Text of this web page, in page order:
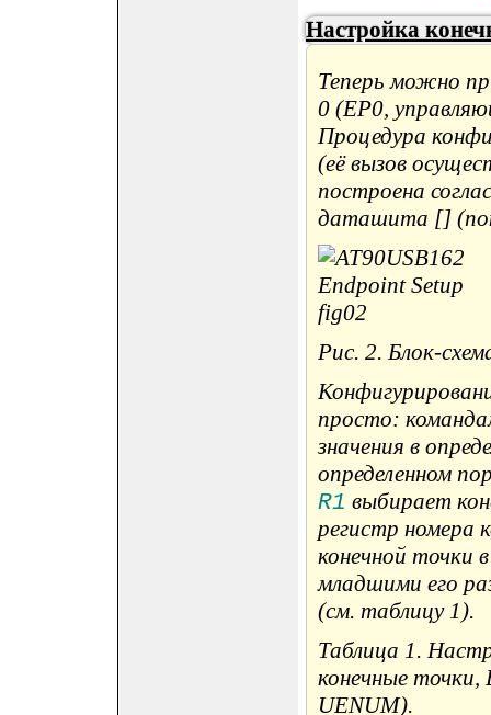
Настройка
Теперь можно
0 (EP0,
Процедура
(её вызов
построена
даташита []
Рис. 2. Блок-
просто:
значения в
определенном
R1 выбирает
регистр номера
конечной точки
младшими его
(cм. таблицу 1).
Таблица 1.
конечные точки,
UENUM).